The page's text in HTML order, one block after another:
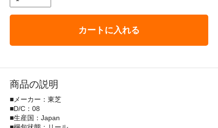
カートに入れる
商品の説明
■メーカー：東芝
■D/C：08
■生産国：Japan